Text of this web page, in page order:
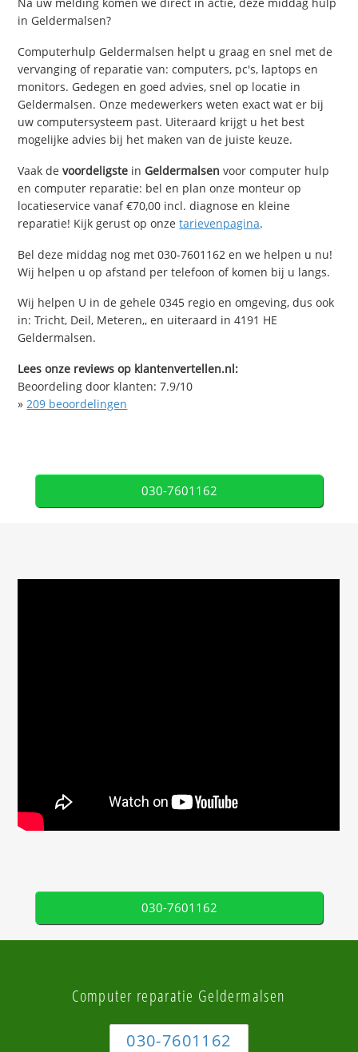
in Geldermalsen?
Computerhulp Geldermalsen helpt u graag en snel met de
vervanging of reparatie van: computers, pc's, laptops en
monitors. Gedegen en goed advies, snel op locatie in
Geldermalsen. Onze medewerkers weten exact wat er bij
uw computersysteem past. Uiteraard krijgt u het best
mogelijke advies bij het maken van de juiste keuze.
Vaak devoordeligste in Geldermalsen voor computer hulp
en computer reparatie: bel en plan onze monteur op
locatieservice vanaf €70,00 incl. diagnose en kleine
reparatie! Kijk gerust op onzetarievenpagina.
Bel deze middag nog met 030-7601162 en we helpen u nu!
Wij helpen u op afstand per telefoon of komen bij u langs.
Wij helpen U in de gehele 0345 regio en omgeving, dus ook
in: Tricht, Deil, Meteren,, en uiteraard in 4191 HE
Geldermalsen.
Lees onze reviews op klantenvertellen.nl:
Beoordeling door klanten:7.9/10
»209 beoordelingen
030-7601162
030-7601162
Computer reparatie Geldermalsen
030-7601162